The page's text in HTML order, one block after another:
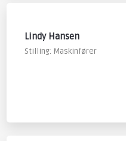
​Lindy Hansen
Stilling: Maskinfører